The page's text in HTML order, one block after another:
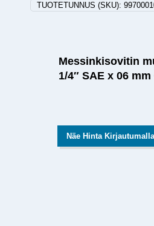
TUOTETUNNUS (SKU):
Messinkisovitin
1/4″ SAE x 06 mm
Näe Hinta